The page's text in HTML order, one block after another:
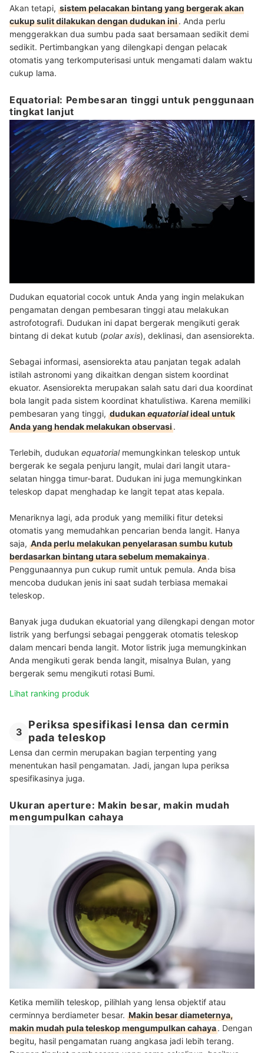
Akan tetapi, sistem pelacakan bintang yang bergerak akan
cukup sulit dilakukan dengan dudukan ini. Anda perlu
menggerakkan dua sumbu pada saat bersamaan sedikit demi
sedikit. Pertimbangkan yang dilengkapi dengan pelacak
otomatis yang terkomputerisasi untuk mengamati dalam waktu
cukup lama.
Equatorial: Pembesaran tinggi untuk penggunaan
tingkat lanjut
Dudukan equatorial cocok untuk Anda yang ingin melakukan
pengamatan dengan pembesaran tinggi atau melakukan
astrofotografi. Dudukan ini dapat bergerak mengikuti gerak
bintang di dekat kutub (polar axis), deklinasi, dan asensiorekta.
Sebagai informasi, asensiorekta atau panjatan tegak adalah
istilah astronomi yang dikaitkan dengan sistem koordinat
ekuator. Asensiorekta merupakan salah satu dari dua koordinat
bola langit pada sistem koordinat khatulistiwa. Karena memiliki
pembesaran yang tinggi, dudukanequatorialideal untuk
Anda yang hendak melakukan observasi.
Terlebih, dudukan equatorialmemungkinkan teleskop untuk
bergerak ke segala penjuru langit, mulai dari langit utara-
selatan hingga timur-barat. Dudukan ini juga memungkinkan
teleskop dapat menghadap ke langit tepat atas kepala.
Menariknya lagi, ada produk yang memiliki fitur deteksi
otomatis yang memudahkan pencarian benda langit. Hanya
saja, Anda perlu melakukan penyelarasan sumbu kutub
berdasarkan bintang utara sebelum memakainya.
Penggunaannya pun cukup rumit untuk pemula. Anda bisa
mencoba dudukan jenis ini saat sudah terbiasa memakai
teleskop.
Banyak juga dudukan ekuatorial yang dilengkapi dengan motor
listrik yang berfungsi sebagai penggerak otomatis teleskop
dalam mencari benda langit. Motor listrik juga memungkinkan
Anda mengikuti gerak benda langit, misalnya Bulan, yang
bergerak semu mengikuti rotasi Bumi.
Lihat ranking produk
3
Periksa spesifikasi lensa dan cermin
pada teleskop
Lensa dan cermin merupakan bagian terpenting yang
menentukan hasil pengamatan. Jadi, jangan lupa periksa
spesifikasinya juga.
Ukuran aperture: Makin besar, makin mudah
mengumpulkan cahaya
Ketika memilih teleskop, pilihlah yang lensa objektif atau
cerminnya berdiameter besar. Makin besar diameternya,
makin mudah pula teleskop mengumpulkan cahaya. Dengan
begitu, hasil pengamatan ruang angkasa jadi lebih terang.